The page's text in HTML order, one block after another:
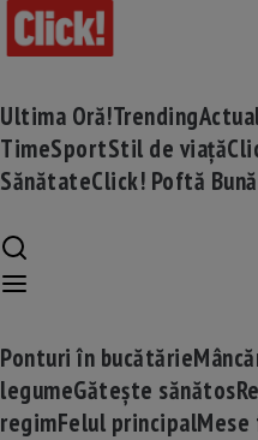
Ultima Oră!Trending
TimeSportStil de viață
SănătateClick! Poftă
Ponturi în bucătărie
legumeGătește sănătos
regimFelul principal